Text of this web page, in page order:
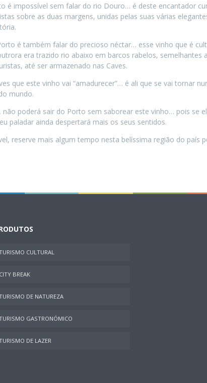
é impossível sem falar do rio Douro… é deste encantador
sobre as duas margens, unidas pelas suas várias
é também falar do precioso néctar… esse vinho que é
era trazido rio abaixo em barcos rabelos, semelhantes
até ser armazenado nas Caves.
que este vinho vai “amadurecer”… é ali que se vai tornar
mundo.
não poderá sair do Porto sem saborear este vinho… pois se
paladar ainda despertará mais os seus sentidos.
reserve mais algum tempo nesta belíssima região do país
CULTURAL
CITY BREAK
DE NATUREZA
GASTRONÓMICO
DE LAZER